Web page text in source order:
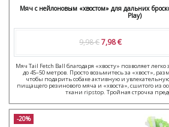
Мяч с нейлоновым «хвостом» для дальних
Play)
9,98 €7,98 €
Мяч Tail Fetch Ball благодаря «хвосту» позволяет легко
до 45–50 метров. Просто возьмитесь за «хвост»,
чтобы подарить собаке активную и
пищащего резинового мяча и «хвоста», сшитого из
ткани ripstop. Тройная строчка
-20%